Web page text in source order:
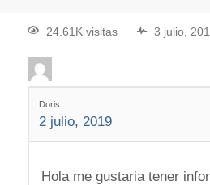
24.61K visitas 3 julio,
Doris
2 julio, 2019
Hola me gustaria tener